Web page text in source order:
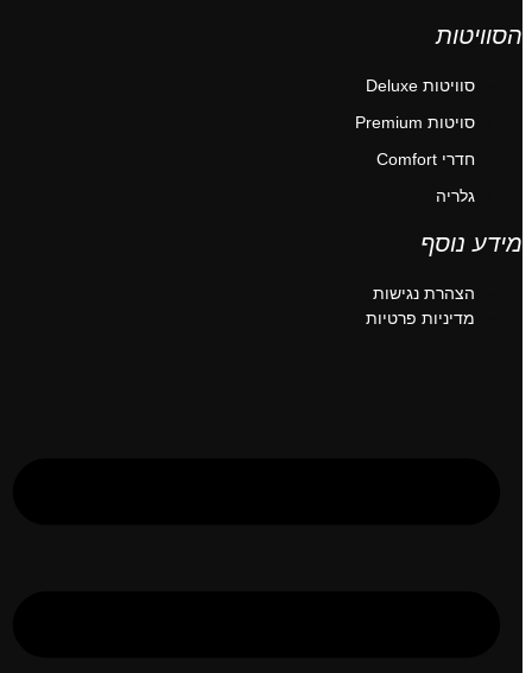
הסוויטות
סוויטות Deluxe
סויטות Premium
חדרי Comfort
גלריה
מידע נוסף
הצהרת נגישות
מדיניות פרטיות